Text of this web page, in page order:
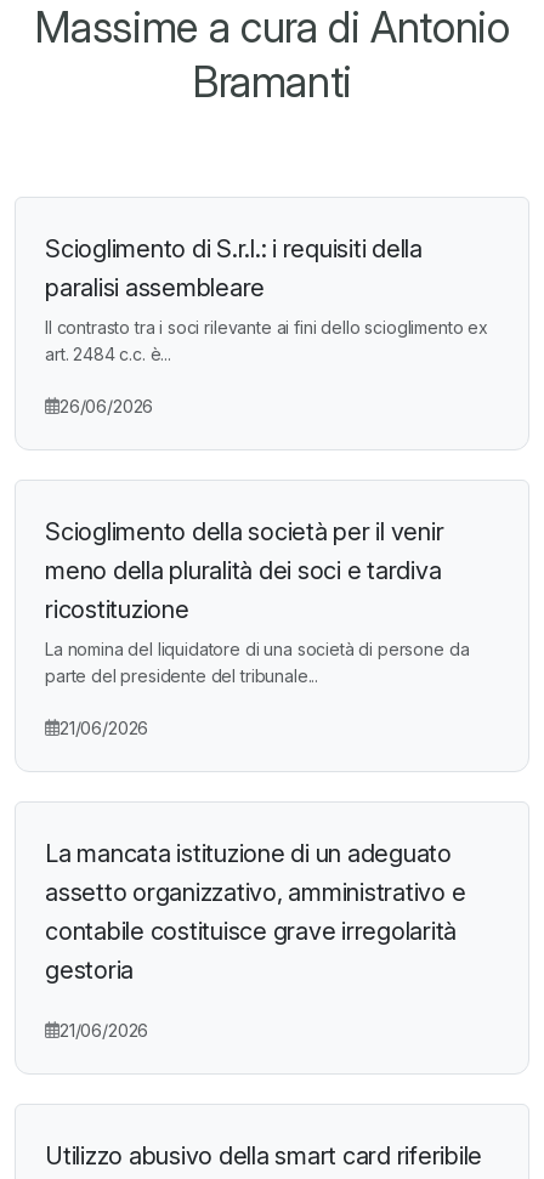
Massime a cura di Antonio
Bramanti
Scioglimento di S.r.l.: i requisiti della
paralisi assembleare
Il contrasto tra i soci rilevante ai fini dello scioglimento ex
art. 2484 c.c. è...
26/06/2026
Scioglimento della società per il venir
meno della pluralità dei soci e tardiva
ricostituzione
La nomina del liquidatore di una società di persone da
parte del presidente del tribunale...
21/06/2026
La mancata istituzione di un adeguato
assetto organizzativo, amministrativo e
contabile costituisce grave irregolarità
gestoria
21/06/2026
Utilizzo abusivo della smart card riferibile